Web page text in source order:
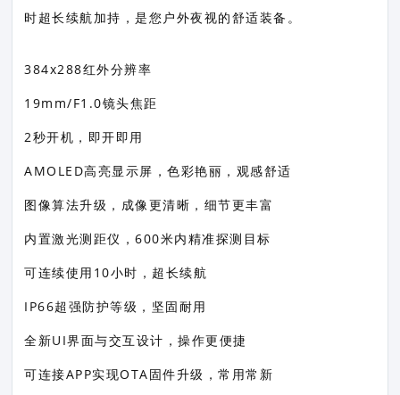
时超长续航加持，是您户外夜视的舒适装备。
384x288红外分辨率
19mm/F1.0镜头焦距
2秒开机，即开即用
AMOLED高亮显示屏，色彩艳丽，观感舒适
图像算法升级，成像更清晰，细节更丰富
内置激光测距仪，600米内精准探测目标
可连续使用10小时，超长续航
IP66超强防护等级，坚固耐用
全新UI界面与交互设计，操作更便捷
可连接APP实现OTA固件升级，常用常新